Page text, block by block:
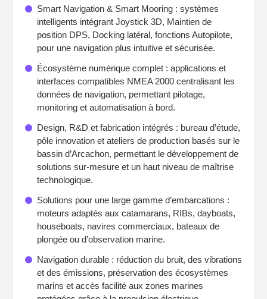
Smart Navigation & Smart Mooring : systèmes
intelligents intégrant Joystick 3D, Maintien de
position DPS, Docking latéral, fonctions Autopilote,
pour une navigation plus intuitive et sécurisée.
Écosystème numérique complet : applications et
interfaces compatibles NMEA 2000 centralisant les
données de navigation, permettant pilotage,
monitoring et automatisation à bord.
Design, R&D et fabrication intégrés : bureau d’étude,
pôle innovation et ateliers de production basés sur le
bassin d’Arcachon, permettant le développement de
solutions sur‑mesure et un haut niveau de maîtrise
technologique.
Solutions pour une large gamme d’embarcations :
moteurs adaptés aux catamarans, RIBs, dayboats,
houseboats, navires commerciaux, bateaux de
plongée ou d’observation marine.
Navigation durable : réduction du bruit, des vibrations
et des émissions, préservation des écosystèmes
marins et accès facilité aux zones marines